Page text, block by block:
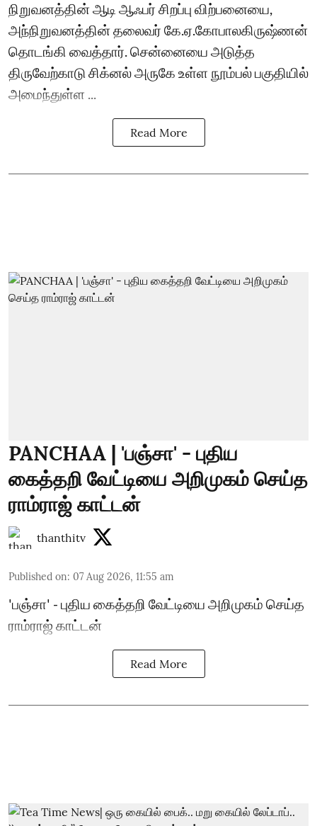
நிறுவனத்தின் ஆடி ஆஃபர் சிறப்பு விற்பனையை,
அந்நிறுவனத்தின் தலைவர் கே.ஏ.கோபாலகிருஷ்ணன்
தொடங்கி வைத்தார். சென்னையை அடுத்த
திருவேற்காடு சிக்னல் அருகே உள்ள நூம்பல் பகுதியில்
அமைந்துள்ள ...
Read More
PANCHAA | 'பஞ்சா' - புதிய
கைத்தறி வேட்டியை அறிமுகம் செய்த
ராம்ராஜ் காட்டன்
thanthitv
Published on: 07 Aug 2026, 11:55 am
'பஞ்சா' - புதிய கைத்தறி வேட்டியை அறிமுகம் செய்த
ராம்ராஜ் காட்டன்
Read More